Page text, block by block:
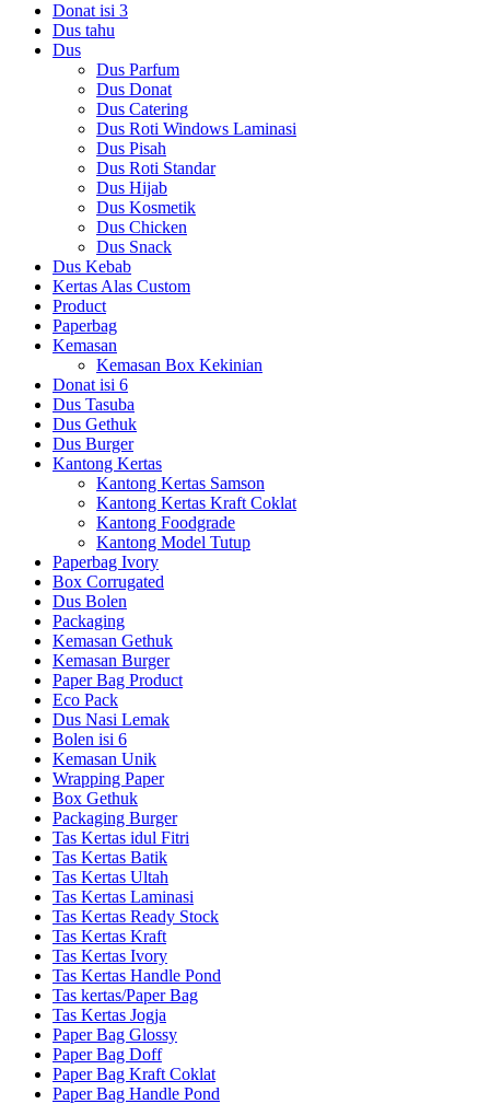
Donat isi 3
Dus tahu
Dus
Dus Parfum
Dus Donat
Dus Catering
Dus Roti Windows Laminasi
Dus Pisah
Dus Roti Standar
Dus Hijab
Dus Kosmetik
Dus Chicken
Dus Snack
Dus Kebab
Kertas Alas Custom
Product
Paperbag
Kemasan
Kemasan Box Kekinian
Donat isi 6
Dus Tasuba
Dus Gethuk
Dus Burger
Kantong Kertas
Kantong Kertas Samson
Kantong Kertas Kraft Coklat
Kantong Foodgrade
Kantong Model Tutup
Paperbag Ivory
Box Corrugated
Dus Bolen
Packaging
Kemasan Gethuk
Kemasan Burger
Paper Bag Product
Eco Pack
Dus Nasi Lemak
Bolen isi 6
Kemasan Unik
Wrapping Paper
Box Gethuk
Packaging Burger
Tas Kertas idul Fitri
Tas Kertas Batik
Tas Kertas Ultah
Tas Kertas Laminasi
Tas Kertas Ready Stock
Tas Kertas Kraft
Tas Kertas Ivory
Tas Kertas Handle Pond
Tas kertas/Paper Bag
Tas Kertas Jogja
Paper Bag Glossy
Paper Bag Doff
Paper Bag Kraft Coklat
Paper Bag Handle Pond